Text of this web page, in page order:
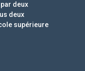
deux
deux
supérieure